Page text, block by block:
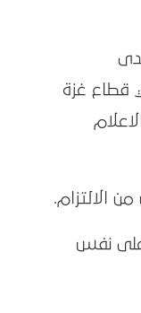
قطاع غزة
على نفس